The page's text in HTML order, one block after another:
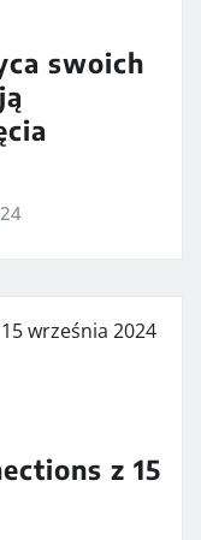
swoich
z 15